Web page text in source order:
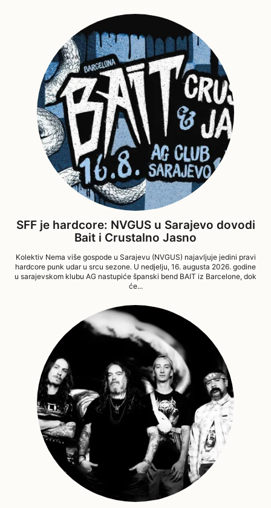
SFF je hardcore: NVGUS u Sarajevo dovodi
Bait i Crustalno Jasno
Kolektiv Nema više gospode u Sarajevu (NVGUS) najavljuje jedini pravi
hardcore punk udar u srcu sezone. U nedjelju, 16. augusta 2026. godine
u sarajevskom klubu AG nastupiće španski bend BAIT iz Barcelone, dok
će...